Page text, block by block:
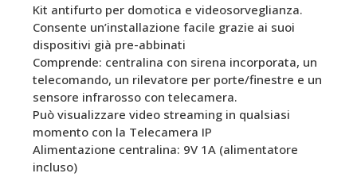
Kit antifurto per domotica e videosorveglianza.
Consente un’installazione facile grazie ai suoi
dispositivi già pre-abbinati
Comprende: centralina con sirena incorporata, un
telecomando, un rilevatore per porte/finestre e un
sensore infrarosso con telecamera.
Può visualizzare video streaming in qualsiasi
momento con la Telecamera IP
Alimentazione centralina: 9V 1A (alimentatore
incluso)